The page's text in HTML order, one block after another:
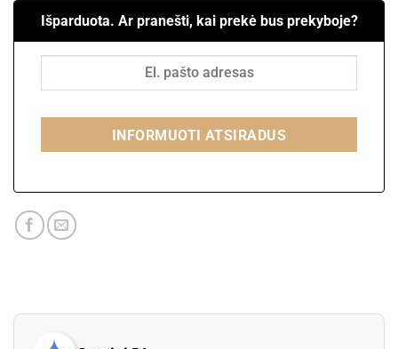
Išparduota. Ar pranešti, kai prekė bus prekyboje?
INFORMUOTI ATSIRADUS